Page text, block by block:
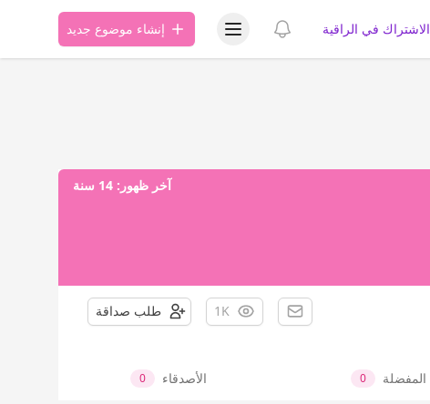
الاشتراك في الراقية عرض الإشعاراتعرض قائمة المستخدمإنشاء موضوع جديد
آخر ظهور: 14 سنة
1K طلب صداقة
المفضلة 0 الأصدقاء 0